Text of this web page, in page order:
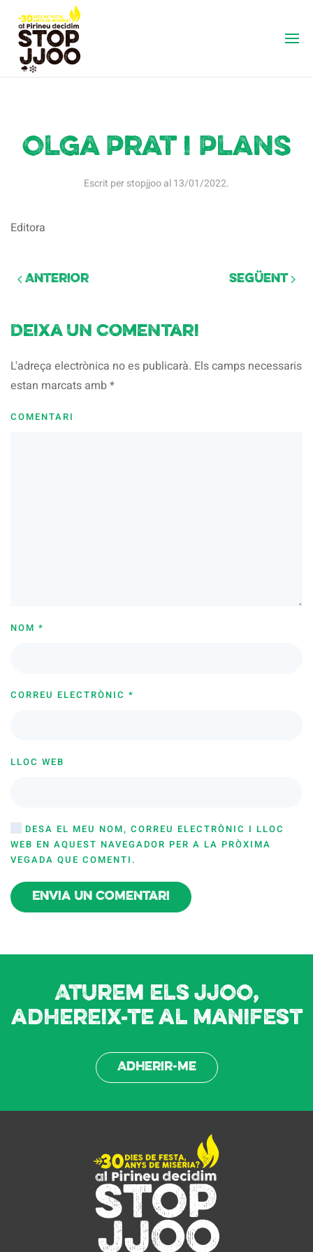
Olga Prat i Plans
Escrit perstopjjooal13/01/2022.
Editora
Anterior Següent
Deixa un comentari
L'adreça electrònica no es publicarà. Els camps necessaris
estan marcats amb*
COMENTARI
NOM *
CORREU ELECTRÒNIC *
LLOC WEB
DESA EL MEU NOM, CORREU ELECTRÒNIC I LLOC
WEB EN AQUEST NAVEGADOR PER A LA PRÒXIMA
VEGADA QUE COMENTI.
Envia un comentari
Aturem els JJOO,
adhereix-te al manifest
Adherir-me